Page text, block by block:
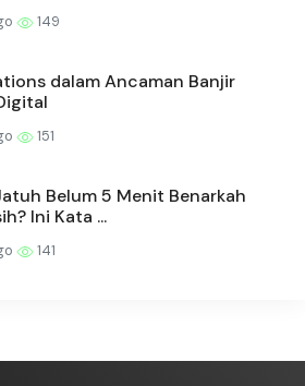
149
dalam Ancaman Banjir
151
Belum 5 Menit Benarkah
Ini Kata ...
141